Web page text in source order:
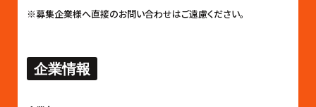
※募集企業様へ直接のお問い合わせはご遠慮ください。
企業情報